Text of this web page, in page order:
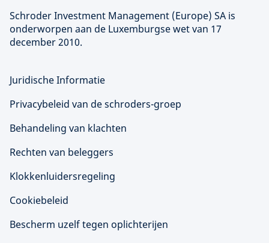
Schroder Investment Management (Europe) SA is
onderworpen aan de Luxemburgse wet van 17
december 2010.
Juridische Informatie
Privacybeleid van de schroders-groep
Behandeling van klachten
Rechten van beleggers
Klokkenluidersregeling
Cookiebeleid
Bescherm uzelf tegen oplichterijen